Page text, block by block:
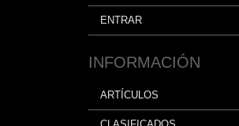
ENTRAR
INFORMACIÓN
ARTÍCULOS